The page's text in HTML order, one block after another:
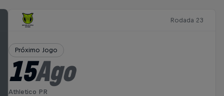
Rodada 23
Próximo Jogo
15Ago
Athletico PR